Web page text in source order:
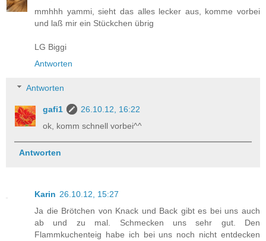
mmhhh yammi, sieht das alles lecker aus, komme vorbei
und laß mir ein Stückchen übrig
LG Biggi
Antworten
Antworten
gafi1
26.10.12, 16:22
ok, komm schnell vorbei^^
Antworten
Karin 26.10.12, 15:27
Ja die Brötchen von Knack und Back gibt es bei uns auch
ab und zu mal. Schmecken uns sehr gut. Den
Flammkuchenteig habe ich bei uns noch nicht entdecken